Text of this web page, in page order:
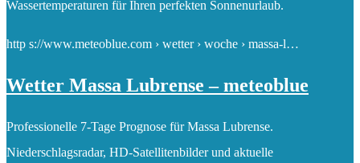
Wassertemperaturen für Ihren perfekten Sonnenurlaub.
http s://www.meteoblue.com › wetter › woche › massa-l…
Wetter Massa Lubrense – meteoblue
Professionelle 7-Tage Prognose für Massa Lubrense.
Niederschlagsradar, HD-Satellitenbilder und aktuelle